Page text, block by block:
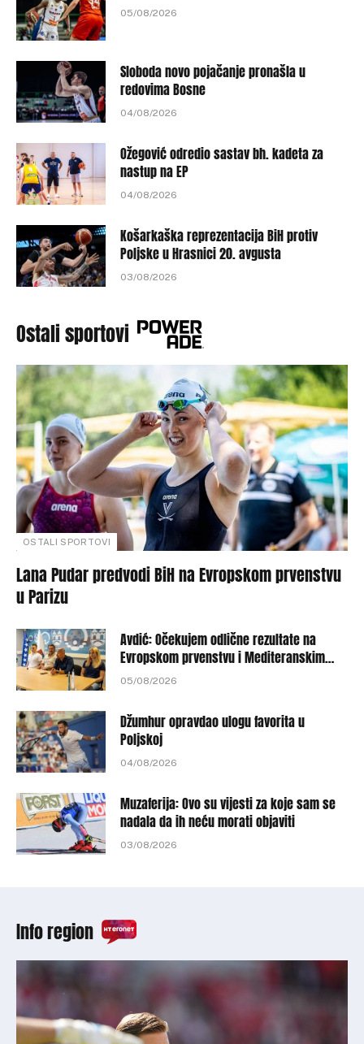
05/08/2026
Sloboda novo pojačanje pronašla u
redovima Bosne
04/08/2026
Ožegović odredio sastav bh. kadeta za
nastup na EP
04/08/2026
Košarkaška reprezentacija BiH protiv
Poljske u Hrasnici 20. avgusta
03/08/2026
Ostali sportovi
OSTALI SPORTOVI
Lana Pudar predvodi BiH na Evropskom prvenstvu
u Parizu
Avdić: Očekujem odlične rezultate na
Evropskom prvenstvu i Mediteranskim
igrama
05/08/2026
Džumhur opravdao ulogu favorita u
Poljskoj
04/08/2026
Muzaferija: Ovo su vijesti za koje sam se
nadala da ih neću morati objaviti
03/08/2026
Info region